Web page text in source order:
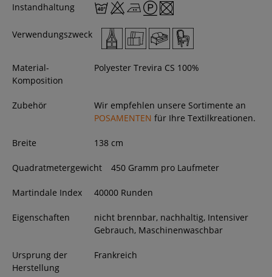
Instandhaltung
Verwendungszweck
Material-
Komposition
Polyester Trevira CS 100%
Zubehör
Wir empfehlen unsere Sortimente an
POSAMENTEN für Ihre Textilkreationen.
Breite 138 cm
Quadratmetergewicht 450 Gramm pro Laufmeter
Martindale Index 40000 Runden
Eigenschaften
nicht brennbar, nachhaltig, Intensiver
Gebrauch, Maschinenwaschbar
Ursprung der
Herstellung
Frankreich